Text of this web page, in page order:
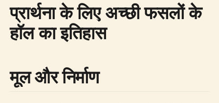
प्रार्थना के लिए अच्छी फसलों के
हॉल का इतिहास
मूल और निर्माण